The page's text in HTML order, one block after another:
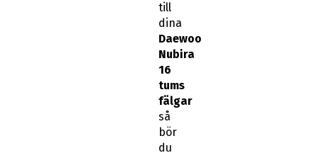
till
dina
Daewoo
Nubira
16
tums
fälgar
så
bör
du